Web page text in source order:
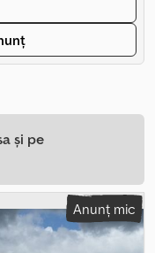
și pe
Anunț mic